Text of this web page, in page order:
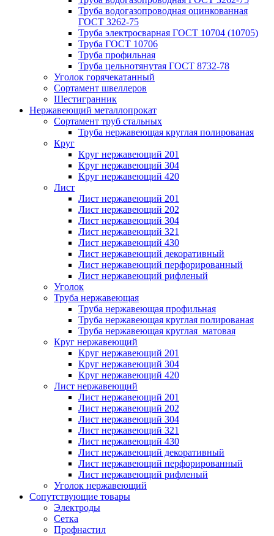
Труба водогазопроводная оцинкованная
ГОСТ 3262-75
Труба электросварная ГОСТ 10704 (10705)
Труба ГОСТ 10706
Труба профильная
Труба цельнотянутая ГОСТ 8732-78
Уголок горячекатанный
Сортамент швеллеров
Шестигранник
Нержавеющий металлопрокат
Сортамент труб стальных
Труба нержавеющая круглая полированая
Круг
Круг нержавеющий 201
Круг нержавеющий 304
Круг нержавеющий 420
Лист
Лист нержавеющий 201
Лист нержавеющий 202
Лист нержавеющий 304
Лист нержавеющий 321
Лист нержавеющий 430
Лист нержавеющий декоративный
Лист нержавеющий перфорированный
Лист нержавеющий рифленый
Уголок
Труба нержавеющая
Труба нержавеющая профильная
Труба нержавеющая круглая полированая
Труба нержавеющая круглая матовая
Круг нержавеющий
Круг нержавеющий 201
Круг нержавеющий 304
Круг нержавеющий 420
Лист нержавеющий
Лист нержавеющий 201
Лист нержавеющий 202
Лист нержавеющий 304
Лист нержавеющий 321
Лист нержавеющий 430
Лист нержавеющий декоративный
Лист нержавеющий перфорированный
Лист нержавеющий рифленый
Уголок нержавеющий
Cопутствующие товары
Электроды
Сетка
Профнастил